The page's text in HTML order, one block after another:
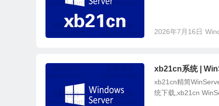
2026年7月16日
xb21cn系统 |
xb21cn精简
统下载,xb21cn